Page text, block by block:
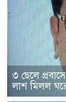
৩ ছেলে
লাশ মিলল